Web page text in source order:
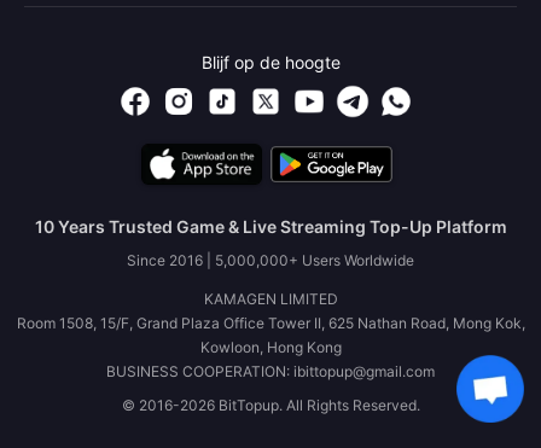
Blijf op de hoogte
10 Years Trusted Game & Live Streaming Top-Up Platform
Since 2016 | 5,000,000+ Users Worldwide
KAMAGEN LIMITED
Room 1508, 15/F, Grand Plaza Office Tower II, 625 Nathan Road, Mong Kok,
Kowloon, Hong Kong
BUSINESS COOPERATION: ibittopup@gmail.com
© 2016-2026 BitTopup. All Rights Reserved.